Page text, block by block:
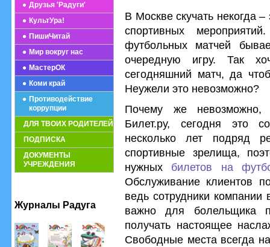
Друзья 'Радуги'
КультУра!
ПишиЧитай
Мир вокруг нас
МастерОК
Коми край
Противодействие
коррупции
ДЛЯ ТВОИХ РОДИТЕЛЕЙ
ПОДПИСКА
ДОКУМЕНТЫ
УЧРЕЖДЕНИЯ
Журналы Радуга
В Москве скучать некогда
спортивных
футбольных матчей
очередную игру. Так
сегодняшний матч, да
Неужели это невозможно?
Почему же невозможно,
Билет.ру, сегодня это
несколько лет подряд
спортивные зрелища,
нужных билетов на
Обслуживание клиентов
ведь сотрудники компании
важно для болельщика
получать настоящее
Свободные места всегда